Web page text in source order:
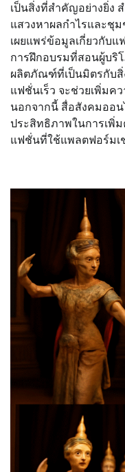
เป็นสิ่งที่สำคัญอย่างยิ่ง
แสวงหาผลกำไรและชุ
เผยแพร่ข้อมูลเกี่ยวกับ
การฝึกอบรมที่สอนผู้บริ
ผลิตภัณฑ์ที่เป็นมิตรกับสิ่
แฟชั่นเร็ว จะช่วยเพิ่ม
นอกจากนี้ สื่อสังคมออ
ประสิทธิภาพในการเพิ่
แฟชั่นที่ใช้แพลตฟอร์มเ